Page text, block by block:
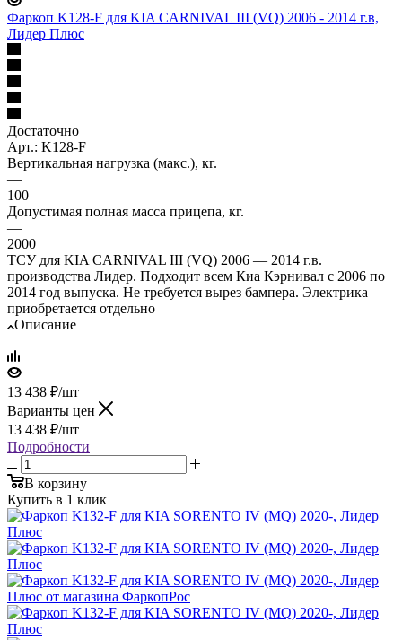
Фаркоп K128-F для KIA CARNIVAL III (VQ) 2006 - 2014 г.в,
Лидер Плюс
Достаточно
Арт.: K128-F
Вертикальная нагрузка (макс.), кг.
—
100
Допустимая полная масса прицепа, кг.
—
2000
ТСУ для KIA CARNIVAL III (VQ) 2006 — 2014 г.в.
производства Лидер. Подходит всем Киа Кэрнивал с 2006 по
2014 год выпуска. Не требуется вырез бампера. Электрика
приобретается отдельно
Описание
13 438 ₽/шт
Варианты цен
13 438 ₽/шт
Подробности
В корзину
Купить в 1 клик